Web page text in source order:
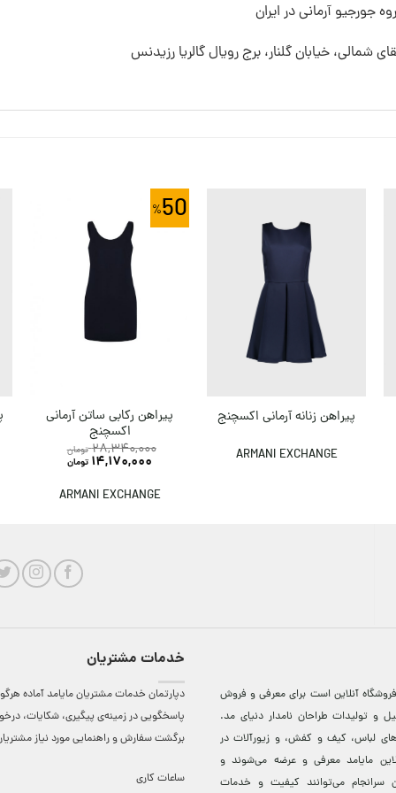
جورجیو آرمانی در ایران
شمالی، خیابان گلنار، برج رویال گالریا رزیدنس
پیراهن زنانه آرمانی اکسچنج
ARMANI EXCHANGE
50
پیراهن رکابی ساتن آرمانی
اکسچنج
28,340,000 تومان
14,170,000 تومان
ARMANI EXCHANGE
آنلاين است برای معرفی و فروش
و توليدات طراحان نامدار دنيای مد.
لباس، کيف و کفش، و زيورآلات در
مایامد معرفی و عرضه می‌شوند و
سرانجام می‌توانند کيفيت و خدمات
خدمات مشتریان
دپارتمان خدمات مشتریان مایامد آماده
پاسخگویی در زمینه‌ی پیگیری، شکایات،
برگشت سفارش و راهنمایی مورد نیاز
ساعات کاری